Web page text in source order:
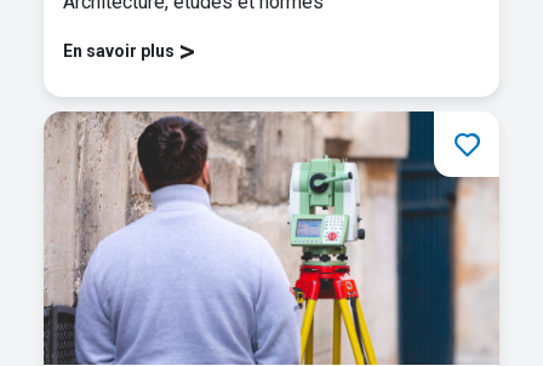
En savoir plus >